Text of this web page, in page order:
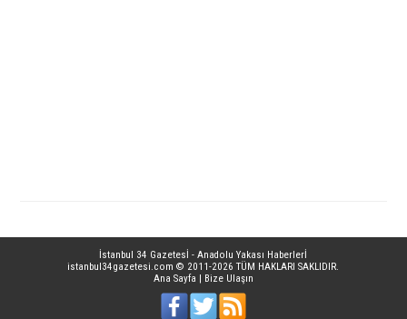
İstanbul 34 Gazetesİ - Anadolu Yakası Haberlerİ
istanbul34gazetesi.com © 2011-2026 TÜM HAKLARI SAKLIDIR.
Ana Sayfa | Bize Ulaşın